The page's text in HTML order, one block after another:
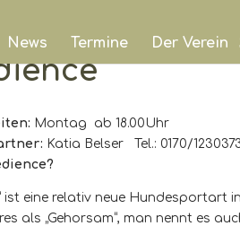
News Termine Der Verein
Montag ab 18.00Uhr
Katia Belser Tel.: 0170/
ist eine relativ neue
als „Gehorsam“, man nennt es